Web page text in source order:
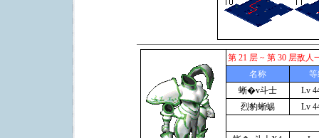
第 21 层 ~ 第 30 层敌人
名称
蜥�v斗士
Lv
烈豹蜥蜴
Lv